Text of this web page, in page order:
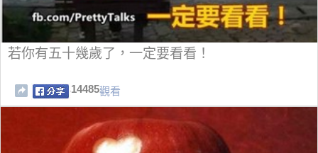
若你有五十幾歲了，一定要看看！
14485觀看